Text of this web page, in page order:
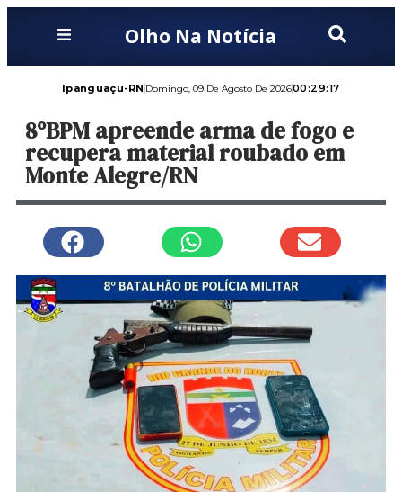
Olho Na Notícia
Ipanguaçu-RN Domingo, 09 De Agosto De 202600:29:18
8ºBPM apreende arma de fogo e
recupera material roubado em
Monte Alegre/RN